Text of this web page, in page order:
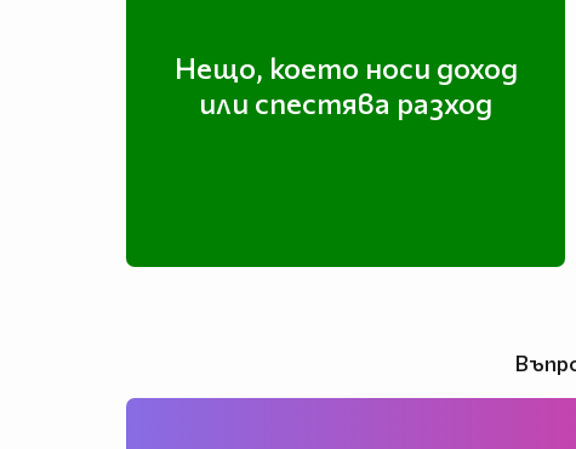
Нещо, което носи доход
или спестява разход